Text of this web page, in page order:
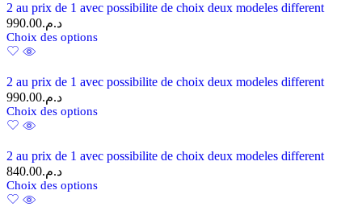
2 au prix de 1 avec possibilite de choix deux modeles different
د.م.990.00
Choix des options
2 au prix de 1 avec possibilite de choix deux modeles different
د.م.990.00
Choix des options
2 au prix de 1 avec possibilite de choix deux modeles different
د.م.840.00
Choix des options